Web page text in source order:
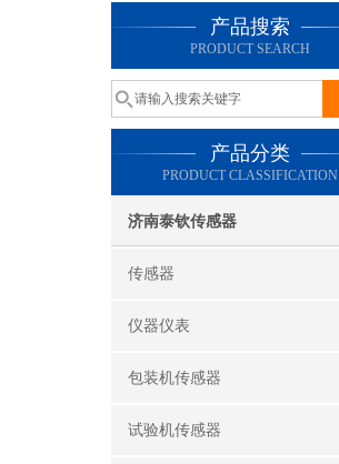
产品搜索
PRODUCT SEARCH
产品分类
PRODUCT CLASSIFICATION
济南泰钦传感器
传感器
仪器仪表
包装机传感器
试验机传感器